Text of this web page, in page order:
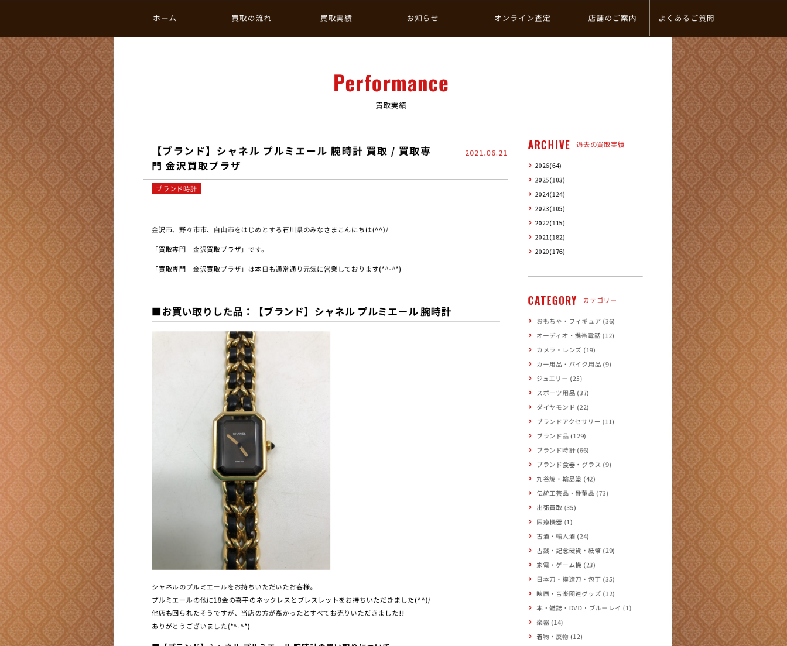
ホーム 買取の流れ 買取実績 お知らせ オンライン査定 店舗のご案内 よくあるご質問
Performance
買取実績
【ブランド】シャネル プルミエール 腕時計 買取 / 買取専
門 金沢買取プラザ
2021.06.21
ブランド時計
金沢市、野々市市、白山市をはじめとする石川県のみなさまこんにちは(^^)/
「買取専門 金沢買取プラザ」です。
「買取専門 金沢買取プラザ」は本日も通常通り元気に営業しております(*^-^*)
■お買い取りした品：【ブランド】シャネル プルミエール 腕時計
シャネルのプルミエールをお持ちいただいたお客様。
プルミエールの他に18金の喜平のネックレスとブレスレットをお持ちいただきました(^^)/
他店も回られたそうですが、当店の方が高かったとすべてお売りいただきました!!
ありがとうございました(*^-^*)
ARCHIVE 過去の買取実績
2026(64)
2025(103)
2024(124)
2023(105)
2022(115)
2021(182)
2020(176)
CATEGORY カテゴリー
おもちゃ・フィギュア (36)
オーディオ・携帯電話 (12)
カメラ・レンズ (19)
カー用品・バイク用品 (9)
ジュエリー (25)
スポーツ用品 (37)
ダイヤモンド (22)
ブランドアクセサリー (11)
ブランド品 (129)
ブランド時計 (66)
ブランド食器・グラス (9)
九谷焼・輪島塗 (42)
伝統工芸品・骨董品 (73)
出張買取 (35)
医療機器 (1)
古酒・輸入酒 (24)
古銭・記念硬貨・紙幣 (29)
家電・ゲーム機 (23)
日本刀・模造刀・包丁 (35)
映画・音楽関連グッズ (12)
本・雑誌・DVD・ブルーレイ (1)
楽器 (14)
着物・反物 (12)